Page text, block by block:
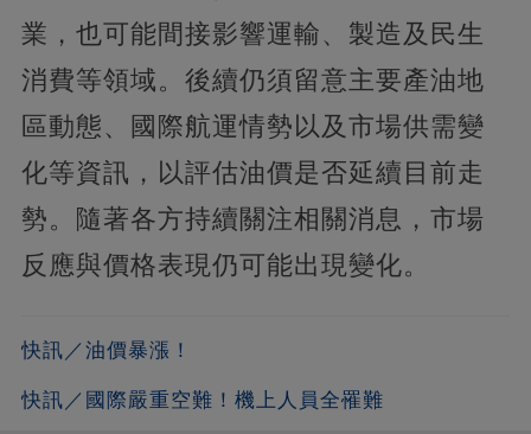
業，也可能間接影響運輸、製造及民生
消費等領域。後續仍須留意主要產油地
區動態、國際航運情勢以及市場供需變
化等資訊，以評估油價是否延續目前走
勢。隨著各方持續關注相關消息，市場
反應與價格表現仍可能出現變化。
快訊／油價暴漲！
快訊／國際嚴重空難！機上人員全罹難